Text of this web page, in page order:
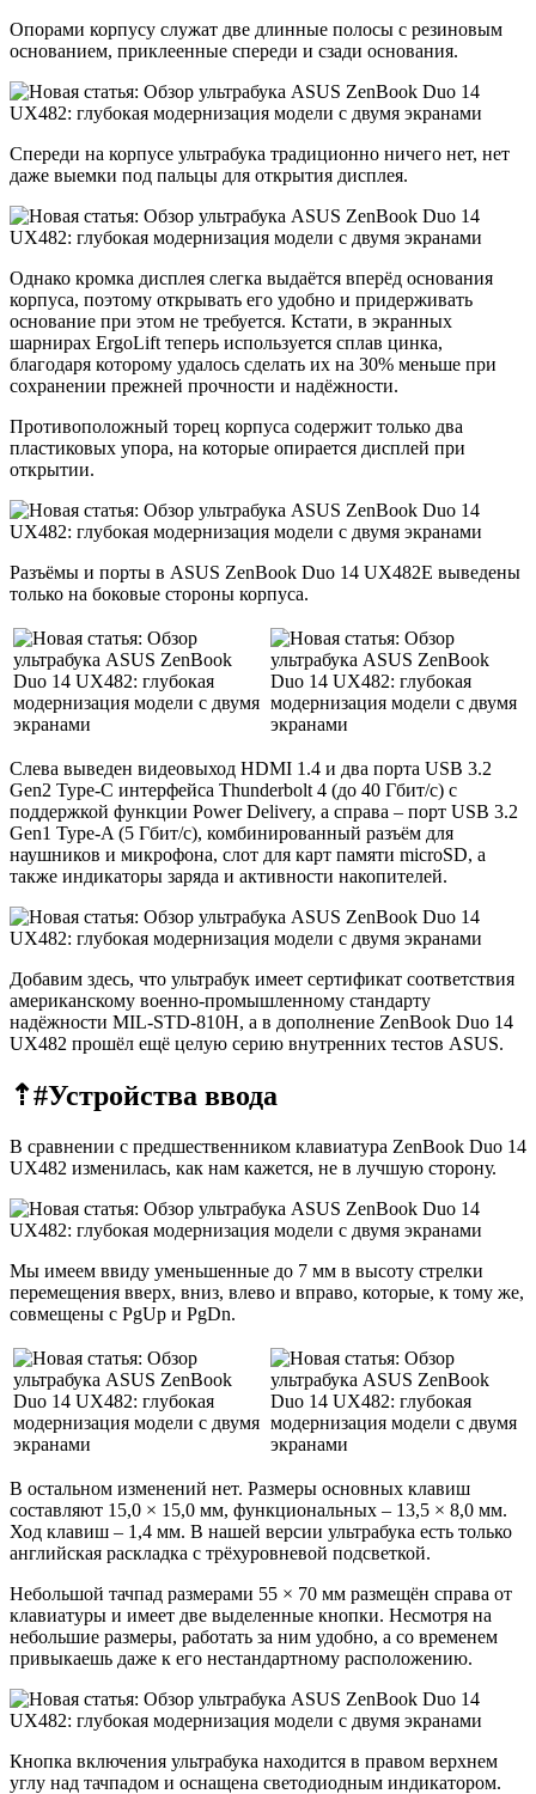
Опорами корпусу служат две длинные полосы с резиновым
основанием, приклеенные спереди и сзади основания.
Спереди на корпусе ультрабука традиционно ничего нет, нет
даже выемки под пальцы для открытия дисплея.
Однако кромка дисплея слегка выдаётся вперёд основания
корпуса, поэтому открывать его удобно и придерживать
основание при этом не требуется. Кстати, в экранных
шарнирах ErgoLift теперь используется сплав цинка,
благодаря которому удалось сделать их на 30% меньше при
сохранении прежней прочности и надёжности.
Противоположный торец корпуса содержит только два
пластиковых упора, на которые опирается дисплей при
открытии.
Разъёмы и порты в ASUS ZenBook Duo 14 UX482E выведены
только на боковые стороны корпуса.
Слева выведен видеовыход HDMI 1.4 и два порта USB 3.2
Gen2 Type-C интерфейса Thunderbolt 4 (до 40 Гбит/с) с
поддержкой функции Power Delivery, а справа – порт USB 3.2
Gen1 Type-A (5 Гбит/с), комбинированный разъём для
наушников и микрофона, слот для карт памяти microSD, а
также индикаторы заряда и активности накопителей.
Добавим здесь, что ультрабук имеет сертификат соответствия
американскому военно-промышленному стандарту
надёжности MIL-STD-810H, а в дополнение ZenBook Duo 14
UX482 прошёл ещё целую серию внутренних тестов ASUS.
⇡#Устройства ввода
В сравнении с предшественником клавиатура ZenBook Duo 14
UX482 изменилась, как нам кажется, не в лучшую сторону.
Мы имеем ввиду уменьшенные до 7 мм в высоту стрелки
перемещения вверх, вниз, влево и вправо, которые, к тому же,
совмещены с PgUp и PgDn.
В остальном изменений нет. Размеры основных клавиш
составляют 15,0 × 15,0 мм, функциональных – 13,5 × 8,0 мм.
Ход клавиш – 1,4 мм. В нашей версии ультрабука есть только
английская раскладка с трёхуровневой подсветкой.
Небольшой тачпад размерами 55 × 70 мм размещён справа от
клавиатуры и имеет две выделенные кнопки. Несмотря на
небольшие размеры, работать за ним удобно, а со временем
привыкаешь даже к его нестандартному расположению.
Кнопка включения ультрабука находится в правом верхнем
углу над тачпадом и оснащена светодиодным индикатором.